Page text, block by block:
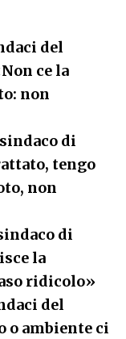
del
ce la
non
di
tengo
non
di
la
ridicolo»
del
o ambiente ci